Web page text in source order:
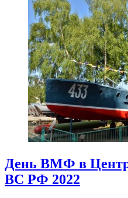
День ВМФ в
ВС РФ 2022